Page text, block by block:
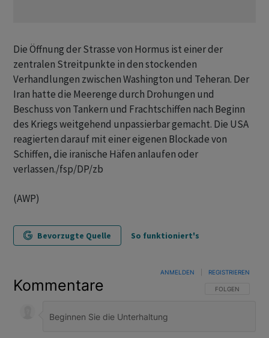
Die Öffnung der Strasse von Hormus ist einer der
zentralen Streitpunkte in den stockenden
Verhandlungen zwischen Washington und Teheran. Der
Iran hatte die Meerenge durch Drohungen und
Beschuss von Tankern und Frachtschiffen nach Beginn
des Kriegs weitgehend unpassierbar gemacht. Die USA
reagierten darauf mit einer eigenen Blockade von
Schiffen, die iranische Häfen anlaufen oder
verlassen./fsp/DP/zb
(AWP)
Bevorzugte Quelle So funktioniert's
Kommentare FOLGE DIESER
FOLGEN
ANMELDEN REGISTRIEREN